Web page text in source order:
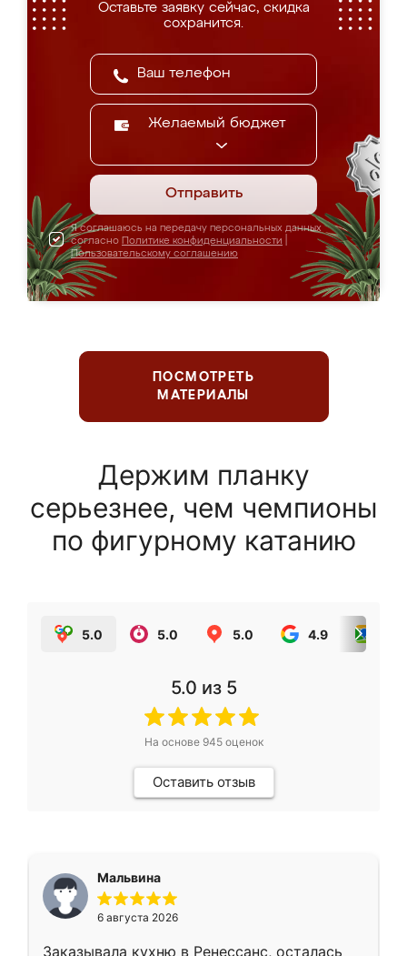
Оставьте заявку сейчас, скидка
сохранится.
Желаемый бюджет
Отправить
Я соглашаюсь на передачу персональных данных
согласно Политике конфиденциальности
Пользовательскому соглашению
ПОСМОТРЕТЬ
МАТЕРИАЛЫ
Держим планку
серьезнее, чем чемпионы
по фигурному катанию
5.0 5.0 5.0 4.9
5.0 из 5
На основе 945оценок
Оставить отзыв
Мальвина
6 августа 2026
Заказывала кухню в Ренессанс, осталась